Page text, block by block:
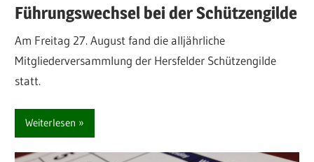
Führungswechsel bei der Schützengilde
Am Freitag 27. August fand die alljährliche
Mitgliederversammlung der Hersfelder Schützengilde
statt.
Weiterlesen